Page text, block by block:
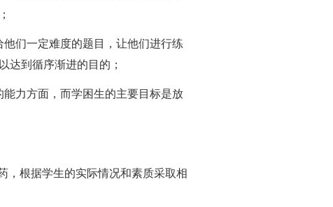
们一定难度的题目，让他们进行练
达到循序渐进的目的；
力方面，而学困生的主要目标是放
根据学生的实际情况和素质采取相